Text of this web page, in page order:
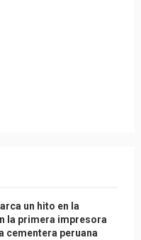
un hito en la
la primera impresora
cementera peruana